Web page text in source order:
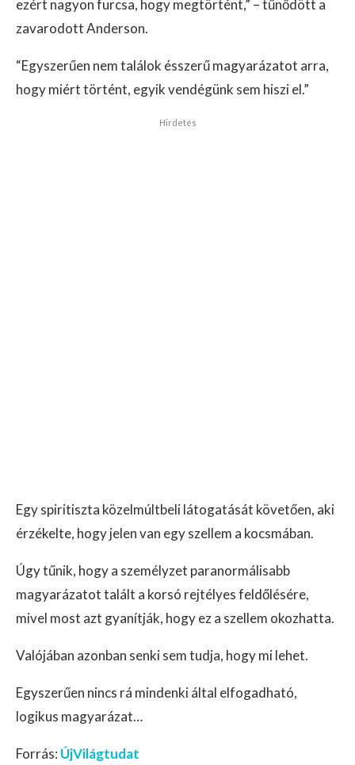
ezért nagyon furcsa, hogy megtörtént,” – tűnődött a
zavarodott Anderson.
“Egyszerűen nem találok ésszerű magyarázatot arra,
hogy miért történt, egyik vendégünk sem hiszi el.”
Hirdetés
Egy spiritiszta közelmúltbeli látogatását követően, aki
érzékelte, hogy jelen van egy szellem a kocsmában.
Úgy tűnik, hogy a személyzet paranormálisabb
magyarázatot talált a korsó rejtélyes feldőlésére,
mivel most azt gyanítják, hogy ez a szellem okozhatta.
Valójában azonban senki sem tudja, hogy mi lehet.
Egyszerűen nincs rá mindenki által elfogadható,
logikus magyarázat…
Forrás: ÚjVilágtudat